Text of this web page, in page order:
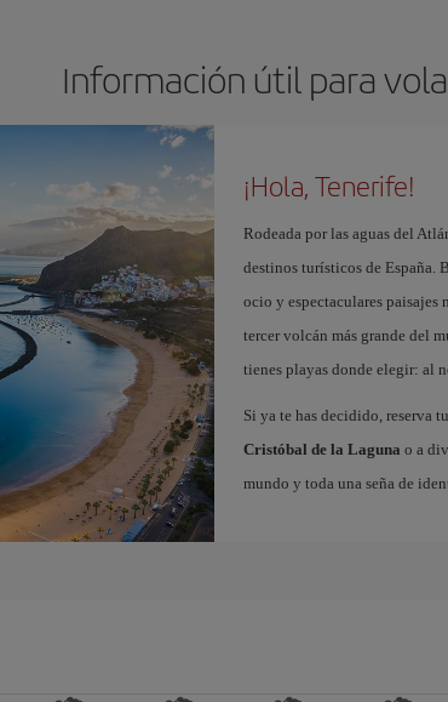
Información útil para
¡Hola, Tenerife!
Rodeada por las aguas del
destinos turísticos de España.
ocio y espectaculares paisajes
tercer volcán más grande del
tienes playas donde elegir: al
Si ya te has decidido, reserva tu
Cristóbal de la Laguna o a
mundo y toda una seña de